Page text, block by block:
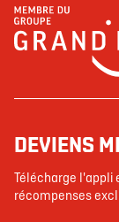
DEVIENS
Télécharge l'appli
récompenses